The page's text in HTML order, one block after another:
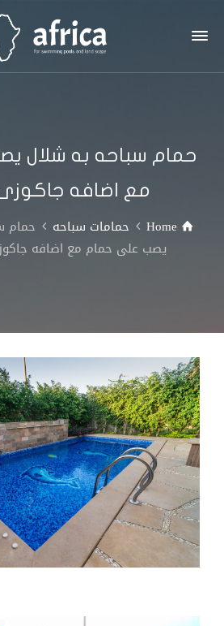
حمام سباحه به شلال
مع اضافه
Home حمامات سباحه
حمام
يصب على حمام مع اضافه